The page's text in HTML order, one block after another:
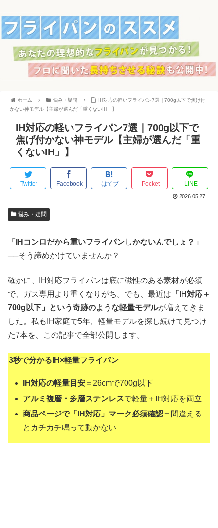
ホーム 悩み・疑問
IH対応の軽いフライパン7選｜700g以下で焦げ付
かない神モデル【主婦が選んだ「重くないIH」】
IH対応の軽いフライパン7選｜700g以下で
焦げ付かない神モデル【主婦が選んだ「重
くないIH」】
Twitter Facebook はてブ Pocket LINE
2026.05.27
悩み・疑問
「IHコンロだから重いフライパンしかないんでしょ？」
──そう諦めかけていませんか？
確かに、IH対応フライパンは底に磁性のある素材が必須
で、ガス専用より重くなりがち。でも、最近は 「IH対応＋
700g以下」という奇跡のような軽量モデルが増えてきま
した。私もIH家庭で5年、軽量モデルを探し続けて見つけ
た7本を、この記事で全部公開します。
3秒で分かるIH×軽量フライパン
IH対応の軽量目安 ＝26cmで700g以下
アルミ複層・多層ステンレスで軽量＋IH対応を両立
商品ページで「IH対応」マーク必須確認 ＝間違える
とカチカチ鳴って動かない